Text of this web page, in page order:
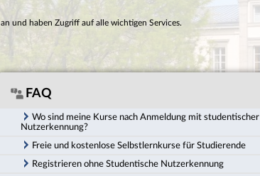
an und haben Zugriff auf alle wichtigen Services.
FAQ
Wo sind meine Kurse nach Anmeldung mit studentischer
Nutzerkennung?
Freie und kostenlose Selbstlernkurse für Studierende
Registrieren ohne Studentische Nutzerkennung